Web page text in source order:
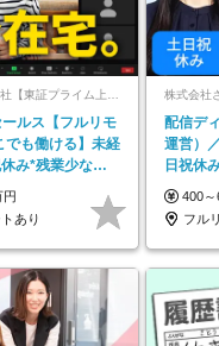
ミイダス株式会社【東証プライム上場パーソルグループ】
ルス【フルリモ
でも働ける】未経
み*残業少なめ*
り
あり
株式会社
配信デ
運営）
日祝休
600万円
400～
フル